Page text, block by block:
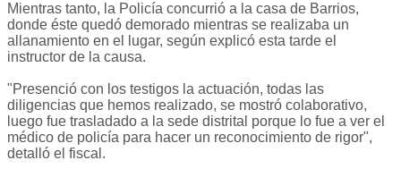
Mientras tanto, la Policía concurrió a la casa de Barrios,
donde éste quedó demorado mientras se realizaba un
allanamiento en el lugar, según explicó esta tarde el
instructor de la causa.
"Presenció con los testigos la actuación, todas las
diligencias que hemos realizado, se mostró colaborativo,
luego fue trasladado a la sede distrital porque lo fue a ver el
médico de policía para hacer un reconocimiento de rigor",
detalló el fiscal.